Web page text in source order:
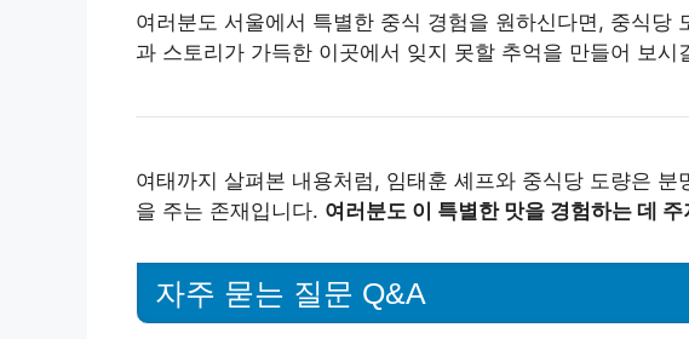
여러분도 서울에서 특별한 중식 경험을 원하신다면, 중식당
과 스토리가 가득한 이곳에서 잊지 못할 추억을 만들어 보시
여태까지 살펴본 내용처럼, 임태훈 셰프와 중식당 도량은
을 주는 존재입니다. 여러분도 이 특별한 맛을 경험하는 데
자주 묻는 질문 Q&A